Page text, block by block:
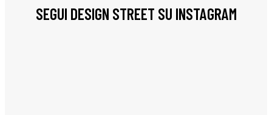
SEGUI DESIGN STREET SU INSTAGRAM